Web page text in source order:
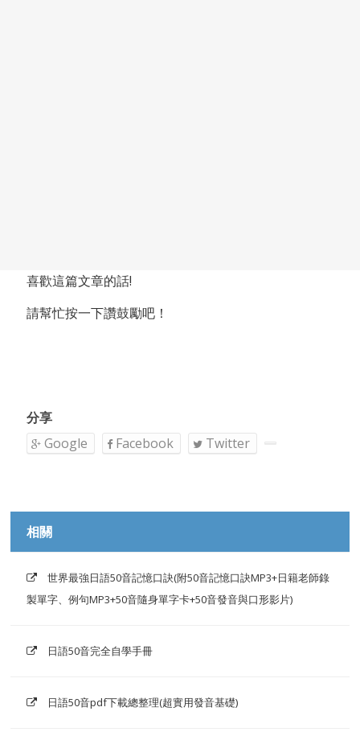
喜歡這篇文章的話!
請幫忙按一下讚鼓勵吧！
分享
Google
Facebook Twitter
相關
世界最強日語50音記憶口訣(附50音記憶口訣MP3+日籍老師錄
製單字、例句MP3+50音隨身單字卡+50音發音與口形影片)
日語50音完全自學手冊
日語50音pdf下載總整理(超實用發音基礎)